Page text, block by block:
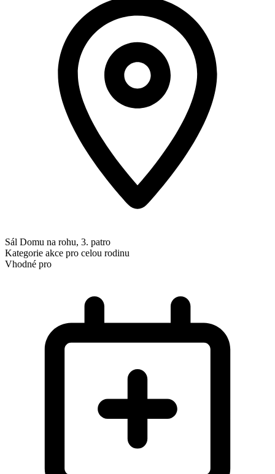
Sál Domu na rohu, 3. patro
Kategorie akce pro celou rodinu
Vhodné pro